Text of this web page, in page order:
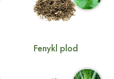
Fenykl plod